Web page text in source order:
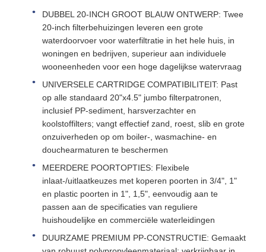
de huisvesting van de waterfilter
de patroon van de waterfilter
RO-membraan voor woonruimten
uvwatersterilisator
Waterfilter Aansluitfittingen
Industrieel RO-Membraan
RO membraanhuisvesting
DUBBEL 20-INCH GROOT BLAUW ONTWERP: Twee
20-inch filterbehuizingen leveren een grote
waterdoorvoer voor waterfiltratie in het hele huis, in
woningen en bedrijven, superieur aan individuele
wooneenheden voor een hoge dagelijkse watervraag
UNIVERSELE CARTRIDGE COMPATIBILITEIT: Past
op alle standaard 20"x4.5" jumbo filterpatronen,
inclusief PP-sediment, harsverzachter en
koolstoffilters; vangt effectief zand, roest, slib en grote
onzuiverheden op om boiler-, wasmachine- en
douchearmaturen te beschermen
MEERDERE POORTOPTIES: Flexibele
inlaat-/uitlaatkeuzes met koperen poorten in 3/4", 1"
en plastic poorten in 1", 1,5", eenvoudig aan te
passen aan de specificaties van reguliere
huishoudelijke en commerciële waterleidingen
DUURZAME PREMIUM PP-CONSTRUCTIE: Gemaakt